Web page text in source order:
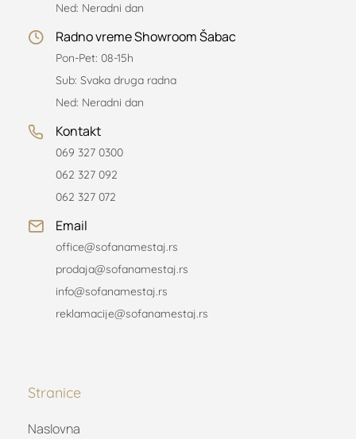
Ned: Neradni dan
Radno vreme Showroom Šabac
Pon-Pet: 08-15h
Sub: Svaka druga radna
Ned: Neradni dan
Kontakt
069 327 0300
062 327 092
062 327 072
Email
office@sofanamestaj.rs
prodaja@sofanamestaj.rs
info@sofanamestaj.rs
reklamacije@sofanamestaj.rs
Stranice
Naslovna